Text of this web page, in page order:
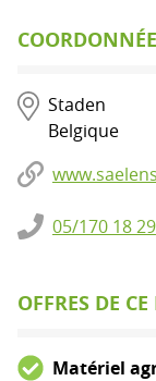
Staden
Belgique
05/170 18 29
OFFRES DE
Matériel